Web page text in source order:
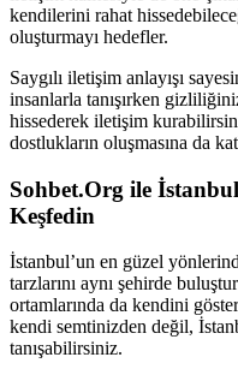
kendilerini rahat
oluşturmayı hedefler.
Saygılı iletişim anlayışı
insanlarla tanışırken
hissederek iletişim
dostlukların oluşmasına da
Sohbet.Org ile
Keşfedin
İstanbul’un en güzel
tarzlarını aynı şehirde
ortamlarında da kendini
kendi semtinizden değil,
tanışabilirsiniz.